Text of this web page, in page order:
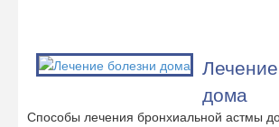
дома
Способы лечения бронхиальной астмы